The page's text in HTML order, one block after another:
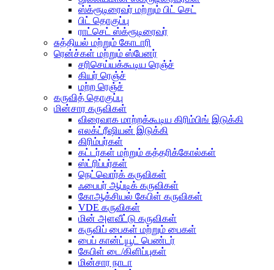
ஸ்க்ரூடிரைவர் மற்றும் பிட் செட்
பிட் தொகுப்பு
ராட்செட் ஸ்க்ரூடிரைவர்
சுத்தியல் மற்றும் கோடாரி
ரென்ச்கள் மற்றும் ஸ்பேனர்
சரிசெய்யக்கூடிய ரெஞ்ச்
கியர் ரெஞ்ச்
மற்ற ரெஞ்ச்
கருவித் தொகுப்பு
மின்சார கருவிகள்
விரைவாக மாற்றக்கூடிய கிரிம்பிங் இடுக்கி
எலக்ட்ரீஷியன் இடுக்கி
கிரிம்பர்கள்
கட்டர்கள் மற்றும் கத்தரிக்கோல்கள்
ஸ்ட்ரிப்பர்கள்
நெட்வொர்க் கருவிகள்
ஃபைபர் ஆப்டிக் கருவிகள்
கோஆக்சியல் கேபிள் கருவிகள்
VDE கருவிகள்
மின் அளவீட்டு கருவிகள்
கருவிப் பைகள் மற்றும் பைகள்
பைப் கான்ட்யூட் பெண்டர்
கேபிள் டை/கிளிப்புகள்
மின்சார நாடா